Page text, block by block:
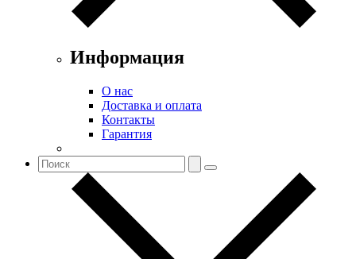
Информация
О нас
Доставка и оплата
Контакты
Гарантия